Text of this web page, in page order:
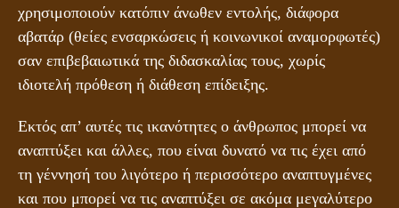
χρησιμοποιούν κατόπιν άνωθεν εντολής, διάφορα
αβατάρ (θείες ενσαρκώσεις ή κοινωνικοί αναμορφωτές)
σαν επιβεβαιωτικά της διδασκαλίας τους, χωρίς
ιδιοτελή πρόθεση ή διάθεση επίδειξης.
Εκτός απ’ αυτές τις ικανότητες ο άνθρωπος μπορεί να
αναπτύξει και άλλες, που είναι δυνατό να τις έχει από
τη γέννησή του λιγότερο ή περισσότερο αναπτυγμένες
και που μπορεί να τις αναπτύξει σε ακόμα μεγαλύτερο